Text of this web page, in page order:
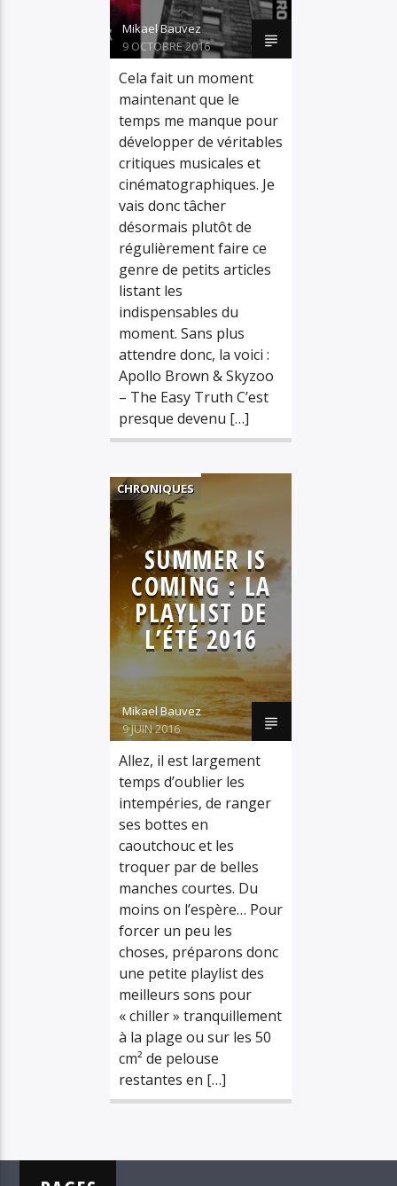
Mikael Bauvez
9 OCTOBRE 2016
Cela fait un moment
maintenant que le
temps me manque pour
développer de véritables
critiques musicales et
cinématographiques. Je
vais donc tâcher
désormais plutôt de
régulièrement faire ce
genre de petits articles
listant les
indispensables du
moment. Sans plus
attendre donc, la voici :
Apollo Brown & Skyzoo
– The Easy Truth C’est
presque devenu […]
CHRONIQUES
ELECTRO
HIP HOP
MUSIQUE
PLAYLIST
POP
REGGAE
SOUL
SUMMER IS
COMING : LA
PLAYLIST DE
L’ÉTÉ 2016
Mikael Bauvez
9 JUIN 2016
Allez, il est largement
temps d’oublier les
intempéries, de ranger
ses bottes en
caoutchouc et les
troquer par de belles
manches courtes. Du
moins on l’espère… Pour
forcer un peu les
choses, préparons donc
une petite playlist des
meilleurs sons pour
« chiller » tranquillement
à la plage ou sur les 50
cm² de pelouse
restantes en […]